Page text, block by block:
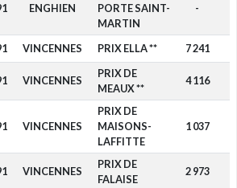
ENGHIEN
PORTE SAINT-
MARTIN
-
VINCENNES PRIX ELLA ** 7 241
VINCENNES
PRIX DE
MEAUX **
4 116
VINCENNES
PRIX DE
MAISONS-
LAFFITTE
1 037
VINCENNES
PRIX DE
FALAISE
2 973